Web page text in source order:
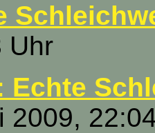
Uhr
Echte
2009,